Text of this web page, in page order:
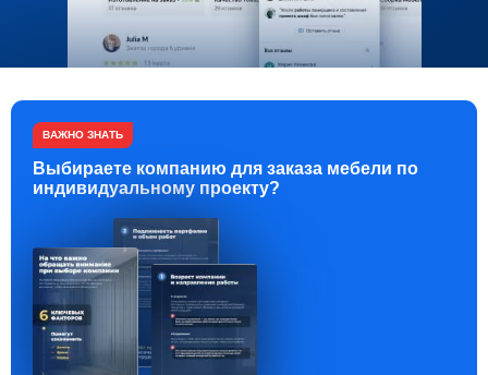
ВАЖНО ЗНАТЬ
Выбираете компанию для заказа мебели по
индивидуальному проекту?